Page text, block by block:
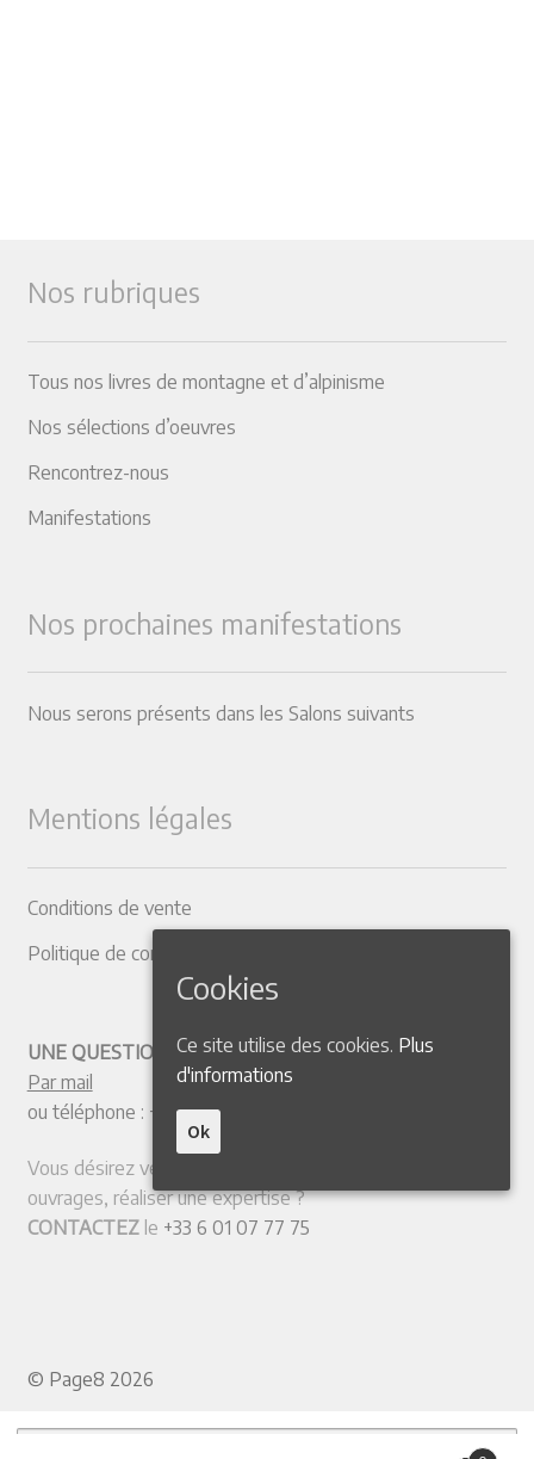
Nos rubriques
Tous nos livres de montagne et d’alpinisme
Nos sélections d’oeuvres
Rencontrez-nous
Manifestations
Nos prochaines manifestations
Nous serons présents dans les Salons suivants
Mentions légales
Conditions de vente
Politique de confidentialité
UNE QUESTION ? CONTACTEZ-NOUS
Par mail
ou téléphone : +33 4 50 38 77 20
Vous désirez vendre votre collection ou quelques
ouvrages, réaliser une expertise ?
CONTACTEZle +33 6 01 07 77 75
© Page8 2026
Recherche pour :
Cookies
Ce site utilise des cookies. Plus
d'informations
Ok